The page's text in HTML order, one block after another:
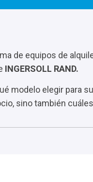
de equipos de
INGERSOLL RAND.
modelo elegir para
sino también